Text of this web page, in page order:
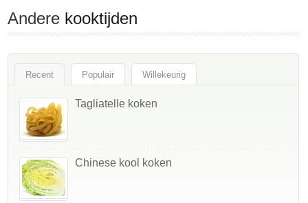
Andere kooktijden
Recent Populair Willekeurig
Tagliatelle koken
Chinese kool koken